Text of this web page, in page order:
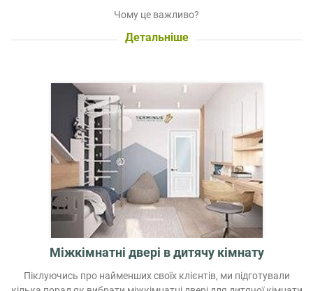
Чому це важливо?
Детальніше
Міжкімнатні двері в дитячу кімнату
Піклуючись про найменших своїх клієнтів, ми підготували